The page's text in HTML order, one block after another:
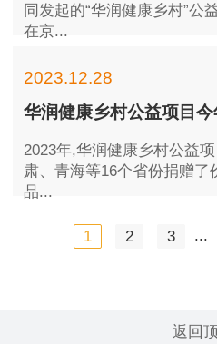
同发起的“华润健康乡村”公
在京...
2023年,华润健康乡村公益
肃、青海等16个省份捐赠了
品...
2023.12.28
1 2 3 ...
返回